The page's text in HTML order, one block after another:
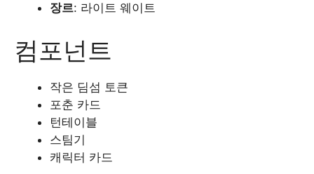
장르: 라이트 웨이트
컴포넌트
작은 딤섬 토큰
포춘 카드
턴테이블
스팀기
캐릭터 카드